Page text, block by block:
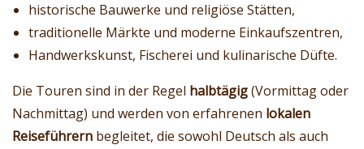
historische Bauwerke und religiöse Stätten,
traditionelle Märkte und moderne Einkaufszentren,
Handwerkskunst, Fischerei und kulinarische Düfte.
Die Touren sind in der Regel halbtägig(Vormittag oder
Nachmittag) und werden von erfahrenen lokalen
Reiseführern begleitet, die sowohl Deutsch als auch